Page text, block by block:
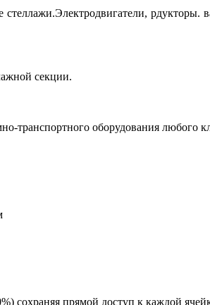
секции.
транспортного оборудования любого
сохраняя прямой доступ к каждой